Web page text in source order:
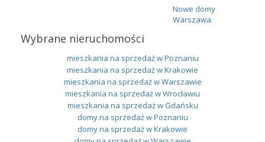
Nowe domy
Warszawa
Wybrane nieruchomości
mieszkania na sprzedaż w Poznaniu
mieszkania na sprzedaż w Krakowie
mieszkania na sprzedaż w Warszawie
mieszkania na sprzedaż w Wrocławiu
mieszkania na sprzedaż w Gdańsku
domy na sprzedaż w Poznaniu
domy na sprzedaż w Krakowie